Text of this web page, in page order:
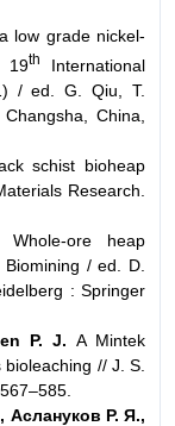
low grade nickel-
19th
International
/ ed. G. Qiu, T.
China,
schist bioheap
Research.
Whole-ore heap
/ ed. D.
: Springer
P. J. A Mintek
// J. S.
Аслануков Р. Я.,